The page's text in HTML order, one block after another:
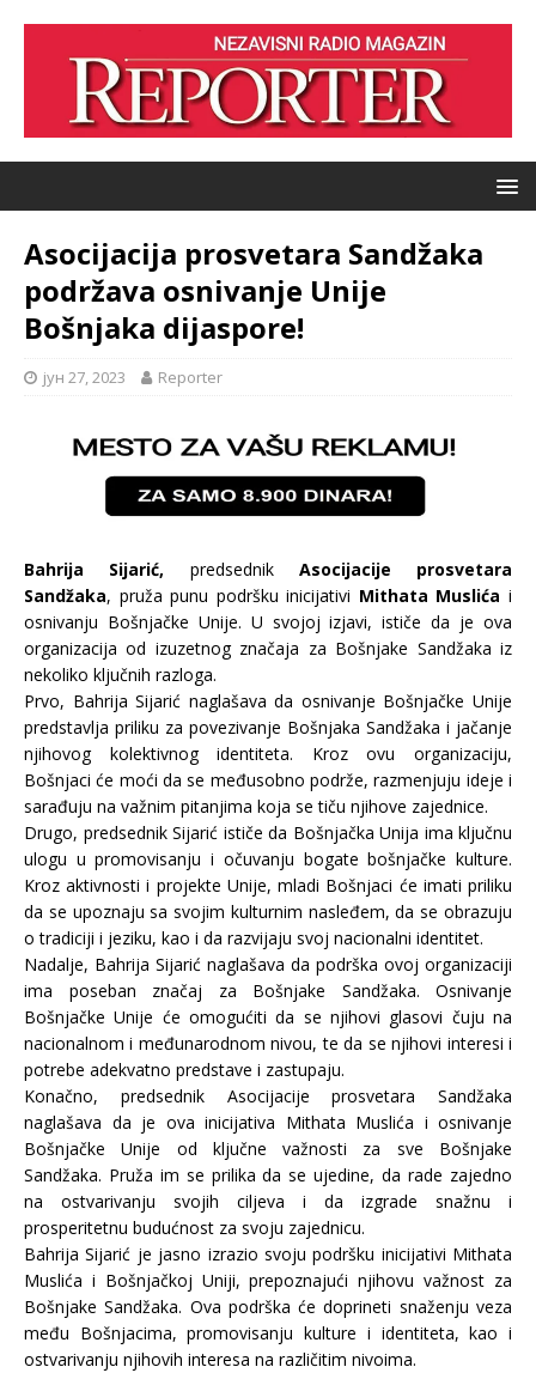
Asocijacija prosvetara Sandžaka
podržava osnivanje Unije
Bošnjaka dijaspore!
јун 27, 2023 Reporter
Bahrija Sijarić, predsednik Asocijacije prosvetara
Sandžaka, pruža punu podršku inicijativi Mithata Muslića i
osnivanju Bošnjačke Unije. U svojoj izjavi, ističe da je ova
organizacija od izuzetnog značaja za Bošnjake Sandžaka iz
nekoliko ključnih razloga.
Prvo, Bahrija Sijarić naglašava da osnivanje Bošnjačke Unije
predstavlja priliku za povezivanje Bošnjaka Sandžaka i jačanje
njihovog kolektivnog identiteta. Kroz ovu organizaciju,
Bošnjaci će moći da se međusobno podrže, razmenjuju ideje i
sarađuju na važnim pitanjima koja se tiču njihove zajednice.
Drugo, predsednik Sijarić ističe da Bošnjačka Unija ima ključnu
ulogu u promovisanju i očuvanju bogate bošnjačke kulture.
Kroz aktivnosti i projekte Unije, mladi Bošnjaci će imati priliku
da se upoznaju sa svojim kulturnim nasleđem, da se obrazuju
o tradiciji i jeziku, kao i da razvijaju svoj nacionalni identitet.
Nadalje, Bahrija Sijarić naglašava da podrška ovoj organizaciji
ima poseban značaj za Bošnjake Sandžaka. Osnivanje
Bošnjačke Unije će omogućiti da se njihovi glasovi čuju na
nacionalnom i međunarodnom nivou, te da se njihovi interesi i
potrebe adekvatno predstave i zastupaju.
Konačno, predsednik Asocijacije prosvetara Sandžaka
naglašava da je ova inicijativa Mithata Muslića i osnivanje
Bošnjačke Unije od ključne važnosti za sve Bošnjake
Sandžaka. Pruža im se prilika da se ujedine, da rade zajedno
na ostvarivanju svojih ciljeva i da izgrade snažnu i
prosperitetnu budućnost za svoju zajednicu.
Bahrija Sijarić je jasno izrazio svoju podršku inicijativi Mithata
Muslića i Bošnjačkoj Uniji, prepoznajući njihovu važnost za
Bošnjake Sandžaka. Ova podrška će doprineti snaženju veza
među Bošnjacima, promovisanju kulture i identiteta, kao i
ostvarivanju njihovih interesa na različitim nivoima.